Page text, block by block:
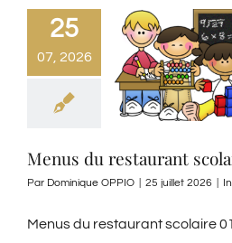
25
07, 2026
Menus du restaurant
Par Dominique OPPIO 25 juillet 2026
Menus du restaurant scolaire